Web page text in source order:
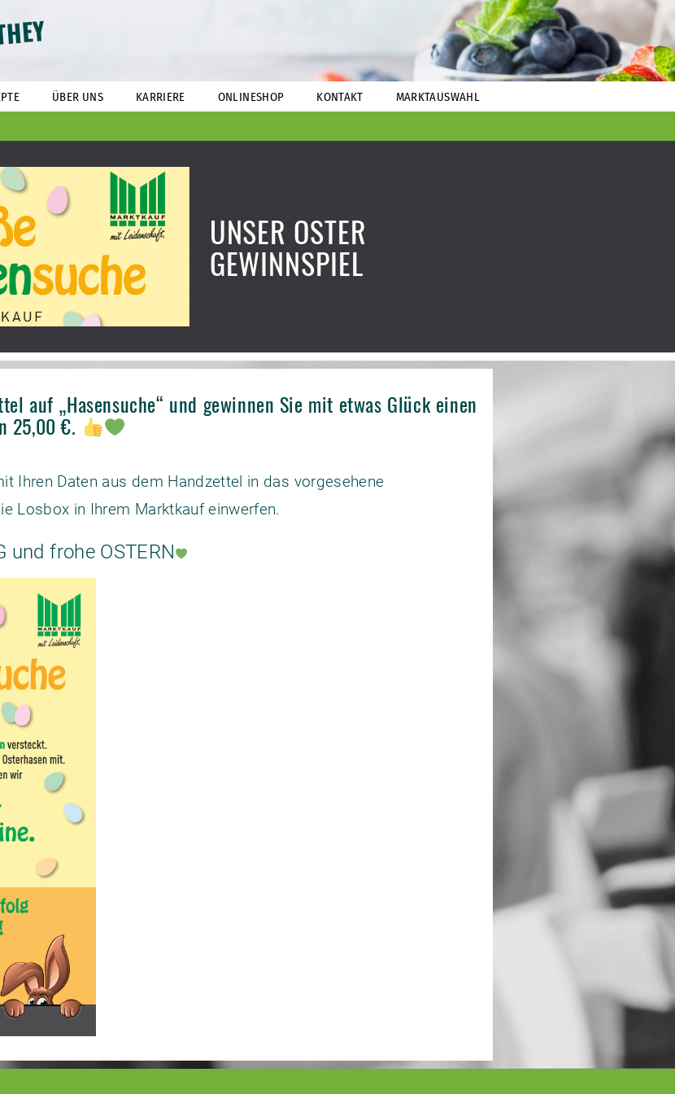
ÜBER UNS KARRIERE ONLINESHOP KONTAKT MARKTAUSWAHL
UNSER OSTER
GEWINNSPIEL
auf „Hasensuche“ und gewinnen Sie mit etwas Glück einen
25,00 €.
Ihren Daten aus dem Handzettel in das vorgesehene
Losbox in Ihrem Marktkauf einwerfen.
und frohe OSTERN